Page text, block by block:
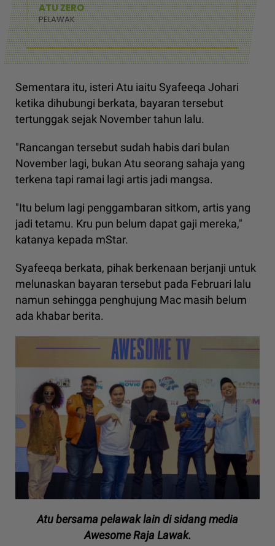
ATU ZERO
PELAWAK
Sementara itu, isteri Atu iaitu Syafeeqa Johari
ketika dihubungi berkata, bayaran tersebut
tertunggak sejak November tahun lalu.
"Rancangan tersebut sudah habis dari bulan
November lagi, bukan Atu seorang sahaja yang
terkena tapi ramai lagi artis jadi mangsa.
"Itu belum lagi penggambaran sitkom, artis yang
jadi tetamu. Kru pun belum dapat gaji mereka,"
katanya kepada mStar.
Syafeeqa berkata, pihak berkenaan berjanji untuk
melunaskan bayaran tersebut pada Februari lalu
namun sehingga penghujung Mac masih belum
ada khabar berita.
Atu bersama pelawak lain di sidang media
Awesome Raja Lawak.